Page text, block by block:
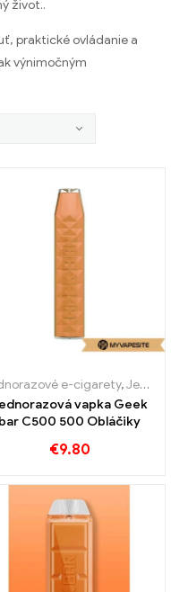
život..
praktické ovládanie a
výnimočným
e-cigarety,Jednorazové elektronické cigarety Litva
vapka Geek
bar C500 500 Obláčiky
€9.80